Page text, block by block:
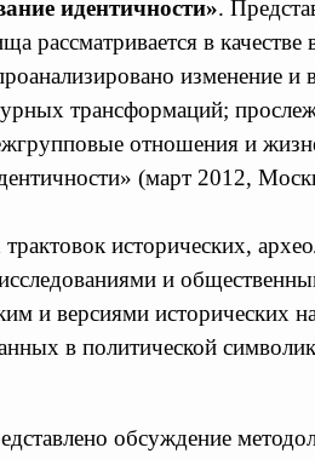
идентичности».
рассматривается в качестве
изменение и
трансформаций;
отношения и
(март 2012,
исторических,
и
и версиями исторических
в политической
обсуждение